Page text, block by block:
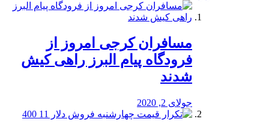
مسافران کرجی امروز از
فرودگاه پیام البرز راهی کیش
شدند
جولای 2, 2020